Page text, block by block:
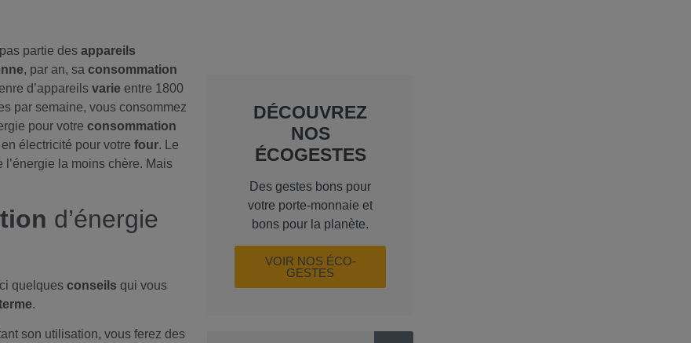
partie des appareils
, par an, sa consommation
d’appareils varie entre 1800
par semaine, vous consommez
pour votre consommation
en électricité pour votre four. Le
l’énergie la moins chère. Mais
d’énergie
quelques conseils qui vous
.
son utilisation, vous ferez des
DÉCOUVREZ
NOS
ÉCOGESTES
Des gestes bons pour
votre porte-monnaie et
bons pour la planète.
VOIR NOS ÉCO-
GESTES